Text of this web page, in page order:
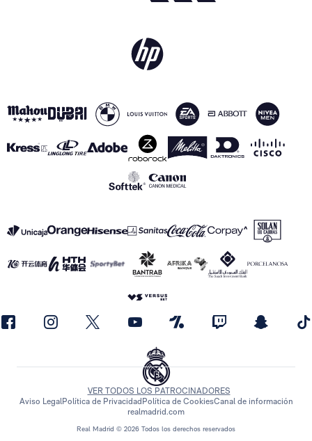
Real Madrid © 2026 Todos los derechos reservados
VER TODOS LOS PATROCINADORES
Aviso LegalPolítica de Privacidad Política de CookiesCanal de información
realmadrid.com